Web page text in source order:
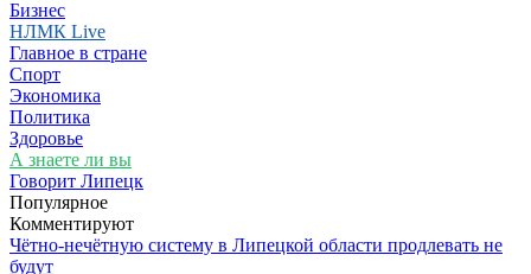
Бизнес
НЛМК Live
Главное в стране
Спорт
Экономика
Политика
Здоровье
А знаете ли вы
Говорит Липецк
Популярное
Комментируют
Чётно-нечётную систему в Липецкой области продлевать не
будут